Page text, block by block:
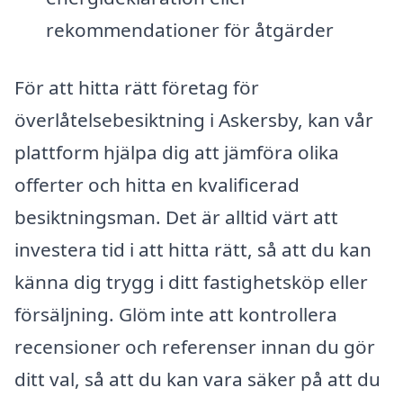
rekommendationer för åtgärder
För att hitta rätt företag för
överlåtelsebesiktning i Askersby, kan vår
plattform hjälpa dig att jämföra olika
offerter och hitta en kvalificerad
besiktningsman. Det är alltid värt att
investera tid i att hitta rätt, så att du kan
känna dig trygg i ditt fastighetsköp eller
försäljning. Glöm inte att kontrollera
recensioner och referenser innan du gör
ditt val, så att du kan vara säker på att du